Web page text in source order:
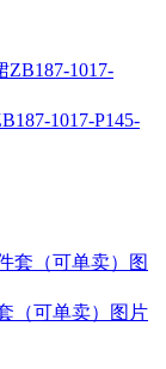
1017-P145-
（可单卖）图片